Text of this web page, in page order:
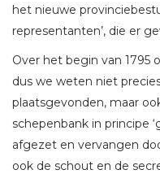
het nieuwe
representanten’, die er
Over het begin van 1795
dus we weten niet
plaatsgevonden, maar
schepenbank in principe
afgezet en vervangen
ook de schout en de